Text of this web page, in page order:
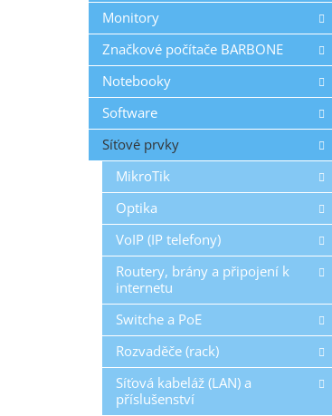
Monitory
Značkové počítače BARBONE
Notebooky
Software
Síťové prvky
MikroTik
Optika
VoIP (IP telefony)
Routery, brány a připojení k
internetu
Switche a PoE
Rozvaděče (rack)
Síťová kabeláž (LAN) a
příslušenství